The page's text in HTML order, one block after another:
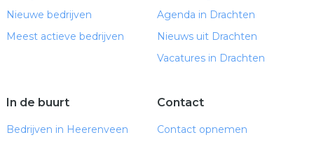
Nieuwe bedrijven
Meest actieve bedrijven
Agenda in Drachten
Nieuws uit Drachten
Vacatures in Drachten
In de buurt
Bedrijven in Heerenveen
Contact
Contact opnemen